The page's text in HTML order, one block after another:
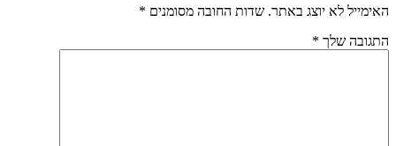
האימייל לא יוצג באתר. שדות החובה מסומנים *
התגובה שלך *